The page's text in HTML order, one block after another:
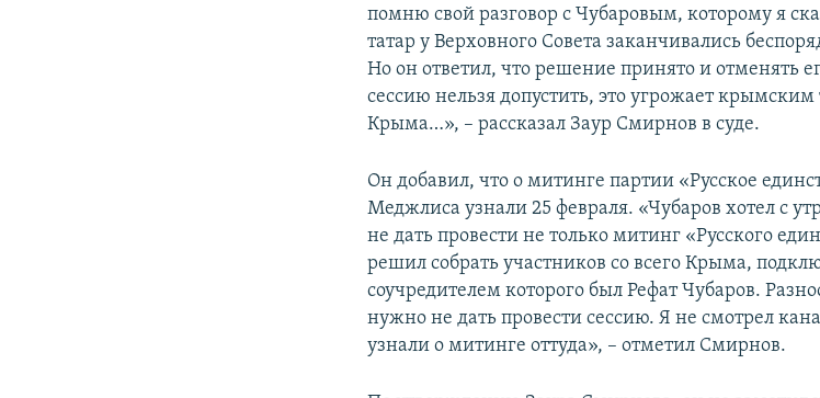
помню свой разговор с Чубаровым, которому я
татар у Верховного Совета заканчивались
Но он ответил, что решение принято и отменять
сессию нельзя допустить, это угрожает
Крыма…», – рассказал Заур Смирнов в суде.
Он добавил, что о митинге партии «Русское
Меджлиса узнали 25 февраля. «Чубаров хотел с
не дать провести не только митинг «Русского
решил собрать участников со всего Крыма,
соучредителем которого был Рефат Чубаров.
нужно не дать провести сессию. Я не смотрел
узнали о митинге оттуда», – отметил Смирнов.